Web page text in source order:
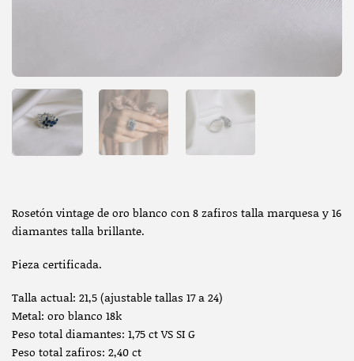
Rosetón vintage de oro blanco con 8 zafiros talla marquesa y 16
diamantes talla brillante.
Pieza certificada.
Talla actual: 21,5 (ajustable tallas 17 a 24)
Metal: oro blanco 18k
Peso total diamantes: 1,75 ct VS SI G
Peso total zafiros: 2,40 ct